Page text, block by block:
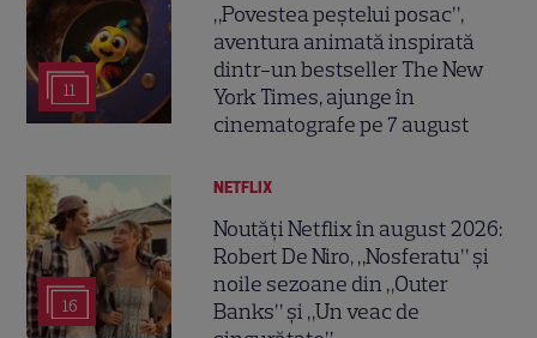
11
„Povestea peștelui posac”,
aventura animată inspirată
dintr-un bestseller The New
York Times, ajunge în
cinematografe pe 7 august
16
NETFLIX
Noutăți Netflix în august 2026:
Robert De Niro, „Nosferatu” și
noile sezoane din „Outer
Banks” și „Un veac de